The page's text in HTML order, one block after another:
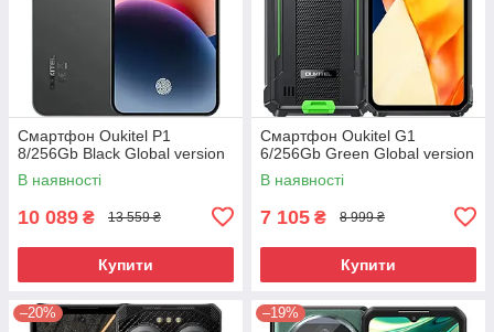
Смартфон Oukitel P1
8/256Gb Black Global version
В наявності
10 089 ₴ 13 559 ₴
Купити
Смартфон Oukitel G1
6/256Gb Green Global version
В наявності
7 105 ₴ 8 999 ₴
Купити
–20% –19%